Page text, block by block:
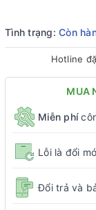
Tình trạng: Còn
Hotline
MUA
Miễn phí
Lỗi là đổi
Đổi trả và